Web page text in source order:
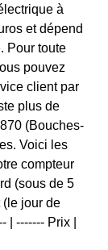
à
et dépend
Pour toute
pouvez
client par
plus de
(Bouches-
Voici les
compteur
(sous de 5
(le jour de
| ------- Prix |